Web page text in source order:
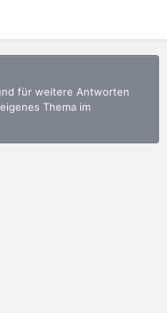
für weitere Antworten
Thema im